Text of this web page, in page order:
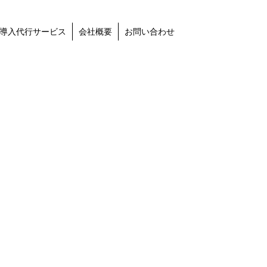
入代行サービス 会社概要 お問い合わせ